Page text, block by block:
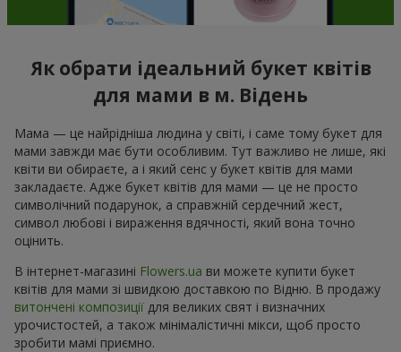
Як обрати ідеальний букет квітів
для мами в м. Відень
Мама — це найрідніша людина у світі, і саме тому букет для
мами завжди має бути особливим. Тут важливо не лише, які
квіти ви обираєте, а і який сенс у букет квітів для мами
закладаєте. Адже букет квітів для мами — це не просто
символічний подарунок, а справжній сердечний жест,
символ любові і вираження вдячності, який вона точно
оцінить.
В інтернет-магазині Flowers.ua ви можете купити букет
квітів для мами зі швидкою доставкою по Відню. В продажу
витончені композиції для великих свят і визначних
урочистостей, а також мінімалістичні мікси, щоб просто
зробити мамі приємно.